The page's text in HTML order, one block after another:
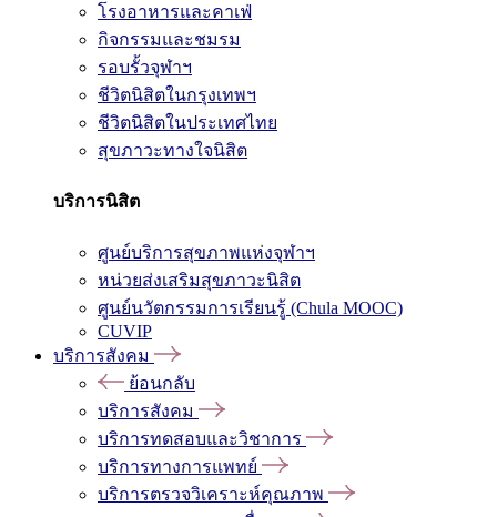
โรงอาหารและคาเฟ่
กิจกรรมและชมรม
รอบรั้วจุฬาฯ
ชีวิตนิสิตในกรุงเทพฯ
ชีวิตนิสิตในประเทศไทย
สุขภาวะทางใจนิสิต
บริการนิสิต
ศูนย์บริการสุขภาพแห่งจุฬาฯ
หน่วยส่งเสริมสุขภาวะนิสิต
ศูนย์นวัตกรรมการเรียนรู้ (Chula MOOC)
CUVIP
บริการสังคม
ย้อนกลับ
บริการสังคม
บริการทดสอบและวิชาการ
บริการทางการแพทย์
บริการตรวจวิเคราะห์คุณภาพ